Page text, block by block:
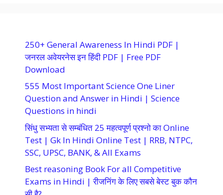
250+ General Awareness In Hindi PDF |
जनरल अवेयरनेस इन हिंदी PDF | Free PDF
Download
555 Most Important Science One Liner
Question and Answer in Hindi | Science
Questions in hindi
सिंधु सभ्यता से सम्बंधित 25 महत्वपूर्ण प्रश्नो का Online
Test | Gk In Hindi Online Test | RRB, NTPC,
SSC, UPSC, BANK, & All Exams
Best reasoning Book For all Competitive
Exams in Hindi | रीजनिंग के लिए सबसे बेस्ट बुक कौन